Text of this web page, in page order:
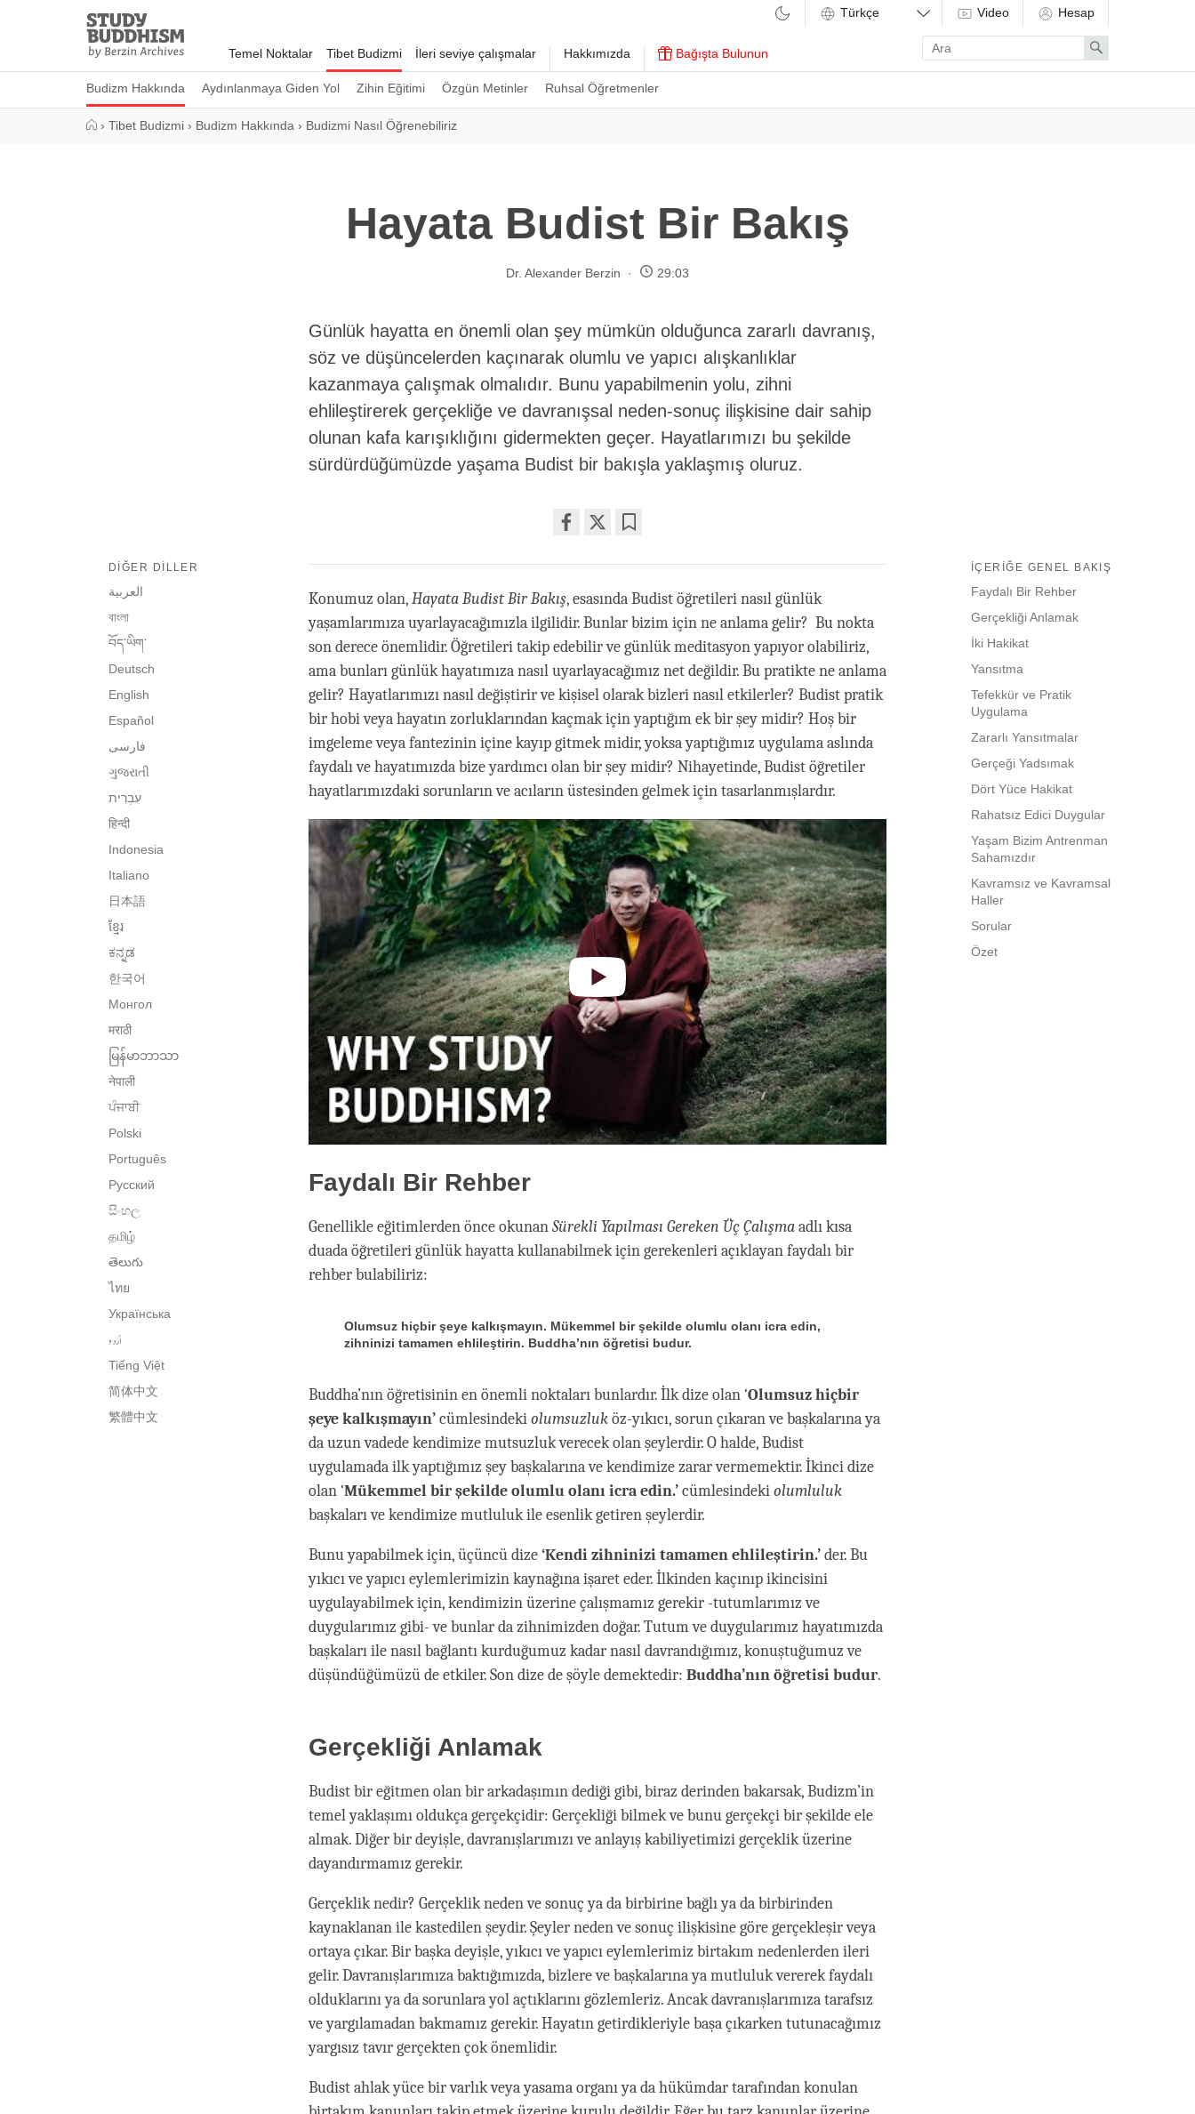
Study
Buddhism
Home
Temel Noktalar Tibet Budizmi
Budizm Hakkında Aydınlanmaya Giden Yol Zihin Eğitimi Özgün Metinler Ruhsal Öğretmenler
İleri seviye çalışmalar Hakkımızda Bağışta Bulunun
Video Hesap
Enter
search
term
Search
› Tibet Budizmi › Budizm Hakkında › Budizmi Nasıl Öğrenebiliriz
Hayata Budist Bir Bakış
Dr. Alexander Berzin 29:03
Günlük hayatta en önemli olan şey mümkün olduğunca zararlı davranış,
söz ve düşüncelerden kaçınarak olumlu ve yapıcı alışkanlıklar
kazanmaya çalışmak olmalıdır. Bunu yapabilmenin yolu, zihni
ehlileştirerek gerçekliğe ve davranışsal neden-sonuç ilişkisine dair sahip
olunan kafa karışıklığını gidermekten geçer. Hayatlarımızı bu şekilde
sürdürdüğümüzde yaşama Budist bir bakışla yaklaşmış oluruz.
on
facebook
İÇERIĞE GENEL BAKIŞ
Faydalı Bir Rehber
Gerçekliği Anlamak
İki Hakikat
Yansıtma
Tefekkür ve Pratik
Uygulama
Zararlı Yansıtmalar
Gerçeği Yadsımak
Dört Yüce Hakikat
Rahatsız Edici Duygular
Yaşam Bizim Antrenman
Sahamızdır
Kavramsız ve Kavramsal
Haller
Sorular
Özet
DIĞER DILLER
العربية
বাংলা
བོད་ཡིག་
Deutsch
English
Español
فارسی
ગુજરાતી
हिन्दी
Indonesia
Italiano
日本語
ខ្មែរ
ಕನ್ನಡ
한국어
Монгол
मराठी
မြန်မာဘာသာ
नेपाली
ਪੰਜਾਬੀ
Polski
Português
Русский
සිංහල
தமிழ்
తెలుగు
ไทย
Українська
اُردو
Tiếng Việt
简体中文
繁體中文
Konumuz olan,Hayata Budist Bir Bakış, esasında Budist öğretileri nasıl günlük
yaşamlarımıza uyarlayacağımızla ilgilidir. Bunlar bizim için ne anlama gelir? Bu nokta
son derece önemlidir. Öğretileri takip edebilir ve günlük meditasyon yapıyor olabiliriz,
ama bunları günlük hayatımıza nasıl uyarlayacağımız net değildir. Bu pratikte ne anlama
gelir? Hayatlarımızı nasıl değiştirir ve kişisel olarak bizleri nasıl etkilerler? Budist pratik
bir hobi veya hayatın zorluklarından kaçmak için yaptığım ek bir şey midir? Hoş bir
imgeleme veya fantezinin içine kayıp gitmek midir, yoksa yaptığımız uygulama aslında
faydalı ve hayatımızda bize yardımcı olan bir şey midir? Nihayetinde, Budist öğretiler
hayatlarımızdaki sorunların ve acıların üstesinden gelmek için tasarlanmışlardır.
Faydalı Bir Rehber
Genellikle eğitimlerden önce okunanSürekli Yapılması Gereken Üç Çalışmaadlı kısa
duada öğretileri günlük hayatta kullanabilmek için gerekenleri açıklayan faydalı bir
rehber bulabiliriz:
Olumsuz hiçbir şeye kalkışmayın. Mükemmel bir şekilde olumlu olanı icra edin,
zihninizi tamamen ehlileştirin. Buddha’nın öğretisi budur.
Buddha’nın öğretisinin en önemli noktaları bunlardır. İlk dize olan ‘Olumsuz hiçbir
şeye kalkışmayın’cümlesindekiolumsuzluköz-yıkıcı, sorun çıkaran ve başkalarına ya
da uzun vadede kendimize mutsuzluk verecek olan şeylerdir. O halde, Budist
uygulamada ilk yaptığımız şey başkalarına ve kendimize zarar vermemektir. İkinci dize
olan ‘Mükemmel bir şekilde olumlu olanı icra edin.’cümlesindekiolumluluk
başkaları ve kendimize mutluluk ile esenlik getiren şeylerdir.
Bunu yapabilmek için, üçüncü dize‘Kendi zihninizi tamamen ehlileştirin.’der. Bu
yıkıcı ve yapıcı eylemlerimizin kaynağına işaret eder. İlkinden kaçınıp ikincisini
uygulayabilmek için, kendimizin üzerine çalışmamız gerekir -tutumlarımız ve
duygularımız gibi- ve bunlar da zihnimizden doğar. Tutum ve duygularımız hayatımızda
başkaları ile nasıl bağlantı kurduğumuz kadar nasıl davrandığımız, konuştuğumuz ve
düşündüğümüzü de etkiler. Son dize de şöyle demektedir: Buddha’nın öğretisi budur.
Gerçekliği Anlamak
Budist bir eğitmen olan bir arkadaşımın dediği gibi, biraz derinden bakarsak, Budizm’in
temel yaklaşımı oldukça gerçekçidir: Gerçekliği bilmek ve bunu gerçekçi bir şekilde ele
almak. Diğer bir deyişle, davranışlarımızı ve anlayış kabiliyetimizi gerçeklik üzerine
dayandırmamız gerekir.
Gerçeklik nedir? Gerçeklik neden ve sonuç ya da birbirine bağlı ya da birbirinden
kaynaklanan ile kastedilen şeydir. Şeyler neden ve sonuç ilişkisine göre gerçekleşir veya
ortaya çıkar. Bir başka deyişle, yıkıcı ve yapıcı eylemlerimiz birtakım nedenlerden ileri
gelir. Davranışlarımıza baktığımızda, bizlere ve başkalarına ya mutluluk vererek faydalı
olduklarını ya da sorunlara yol açtıklarını gözlemleriz. Ancak davranışlarımıza tarafsız
ve yargılamadan bakmamız gerekir. Hayatın getirdikleriyle başa çıkarken tutunacağımız
yargısız tavır gerçekten çok önemlidir.
Budist ahlak yüce bir varlık veya yasama organı ya da hükümdar tarafından konulan